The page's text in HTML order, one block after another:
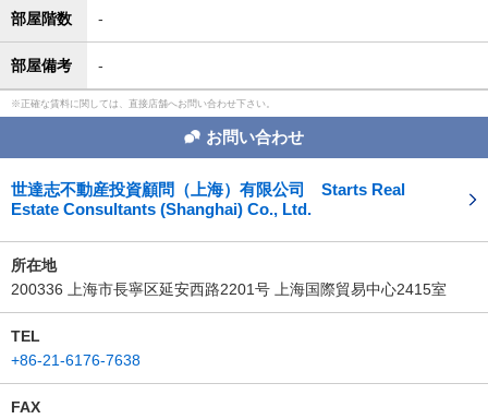
部屋階数 -
部屋備考 -
正確な賃料に関しては、直接店舗へお問い合わせ下さい。
お問い合わせ
世達志不動産投資顧問（上海）有限公司 Starts Real
Estate Consultants (Shanghai) Co., Ltd.
所在地
200336 上海市長寧区延安西路2201号 上海国際貿易中心2415室
TEL
+86-21-6176-7638
FAX